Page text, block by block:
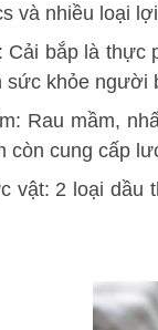
và nhiều loại
Cải bắp là thực
sức khỏe người
Rau mầm,
còn cung cấp
vật: 2 loại dầu